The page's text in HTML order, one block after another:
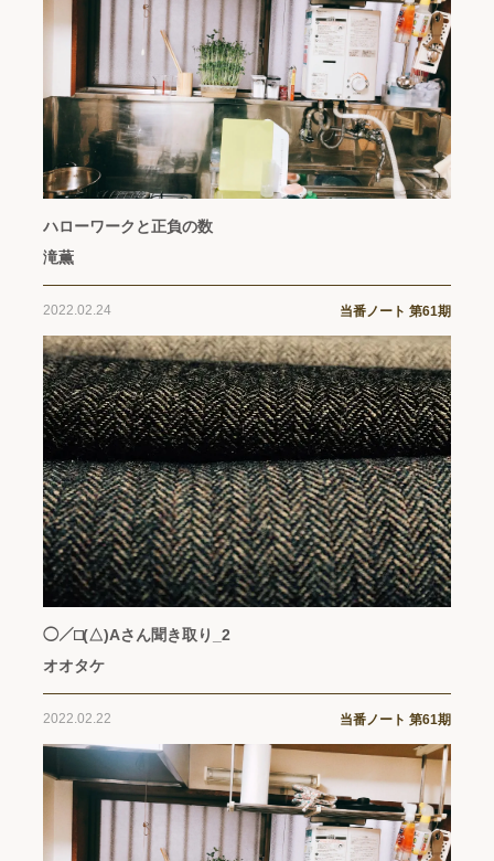
ハローワークと正負の数
滝薫
2022.02.24 当番ノート 第61期
◯／⬜︎(△)Aさん聞き取り_2
オオタケ
2022.02.22 当番ノート 第61期